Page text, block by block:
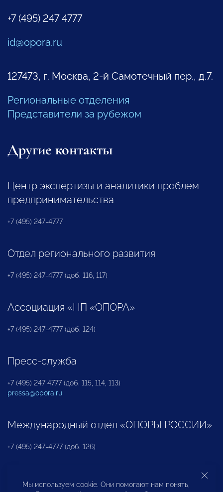
+7 (495) 247 4777
id@opora.ru
127473, г. Москва, 2-й Самотечный пер., д.7.
Региональные отделения
Представители за рубежом
Другие контакты
Центр экспертизы и аналитики проблем
предпринимательства
+7 (495) 247-4777
Отдел регионального развития
+7 (495) 247-4777 (доб. 116, 117)
Ассоциация «НП «ОПОРА»
+7 (495) 247-4777 (доб. 124)
Пресс-служба
+7 (495) 247 4777 (доб. 115, 114, 113)
pressa@opora.ru
Международный отдел «ОПОРЫ РОССИИ»
+7 (495) 247-4777 (доб. 126)
Бюро по защите прав предпринимателей и
Мы используем cookie. Они помогают нам понять,